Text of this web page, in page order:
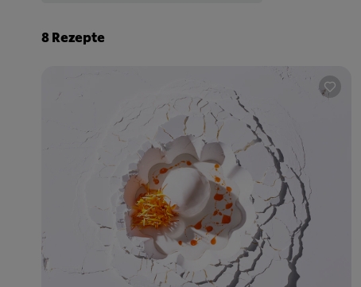
8Rezepte